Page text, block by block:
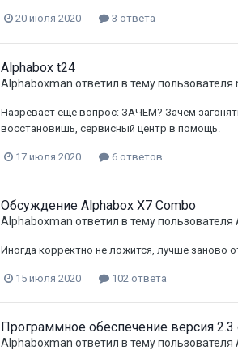
20 июля 2020 3 ответа
Alphabox t24
Alphaboxman ответил в тему пользователя
Назревает еще вопрос: ЗАЧЕМ? Зачем
восстановишь, сервисный центр в помощь.
17 июля 2020 6 ответов
Обсуждение Alphabox X7 Combo
Alphaboxman ответил в тему пользователя
Иногда корректно не ложится, лучше заново
15 июля 2020 102 ответа
Программное обеспечение версия 2.3
Alphaboxman ответил в тему пользователя